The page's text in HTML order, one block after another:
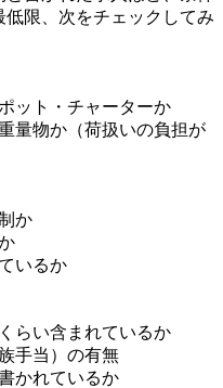
限、次をチェックしてみ
ット・チャーターか
量物か（荷扱いの負担が
か
いるか
らい含まれているか
手当）の有無
かれているか